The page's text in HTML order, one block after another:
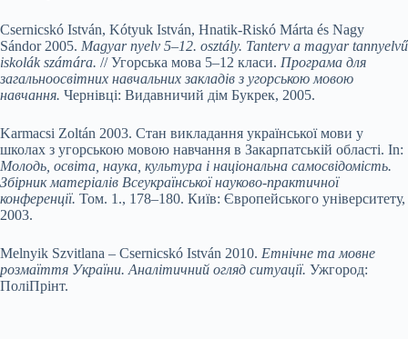
Csernicskó István, Kótyuk István, Hnatik-Riskó Márta és Nagy
Sándor 2005. Magyar nyelv 5–12. osztály. Tanterv a magyar tannyelvű
iskolák számára. // Угорська мова 5–12 класи. Програма для
загальноосвітних навчальних закладів з угорською мовою
навчання. Чернівці: Видавничий дім Букрек, 2005.
Karmacsi Zoltán 2003. Стан викладання української мови у
школах з угорською мовою навчання в Закарпатській області. In:
Молодь, освіта, наука, культура і національна самосвідомість.
Збірник матеріалів Всеукраїнської науково-прак­тичної
конференції. Том. 1., 178–180. Київ: Європейського університету,
2003.
Melnyik Szvitlana – Csernicskó István 2010. Етнічне та мовне
розмаїття України. Аналітичний огляд ситуації. Ужгород:
ПоліПрінт.